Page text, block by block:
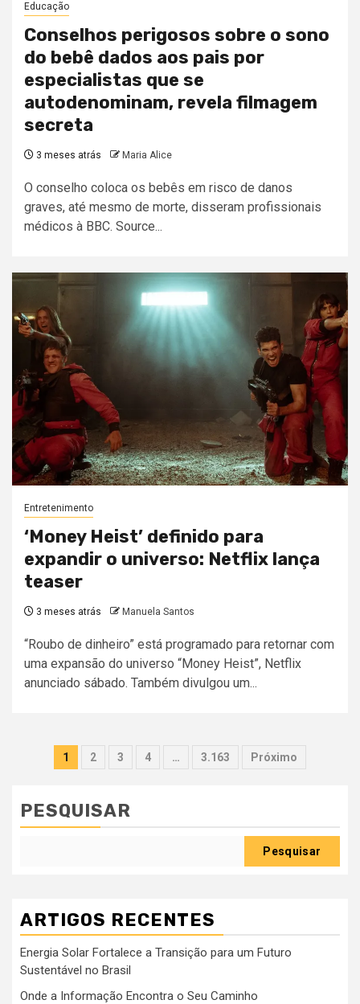
Educação
Conselhos perigosos sobre o sono
do bebê dados aos pais por
especialistas que se
autodenominam, revela filmagem
secreta
3 meses atrás Maria Alice
O conselho coloca os bebês em risco de danos
graves, até mesmo de morte, disseram profissionais
médicos à BBC. Source...
Entretenimento
‘Money Heist’ definido para
expandir o universo: Netflix lança
teaser
3 meses atrás Manuela Santos
“Roubo de dinheiro” está programado para retornar com
uma expansão do universo “Money Heist”, Netflix
anunciado sábado. Também divulgou um...
Paginação
conteúdos
1 2 3 4 … 3.163 Próximo
PESQUISAR
Pesquisar
ARTIGOS RECENTES
Energia Solar Fortalece a Transição para um Futuro
Sustentável no Brasil
Onde a Informação Encontra o Seu Caminho